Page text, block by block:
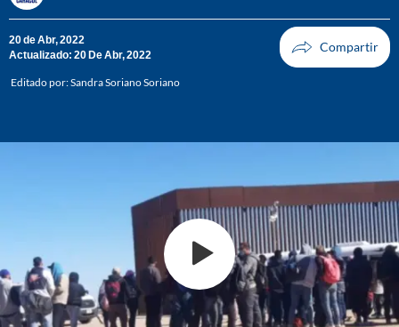
20 de Abr, 2022
Actualizado: 20 De Abr, 2022
Editado por:Sandra Soriano Soriano